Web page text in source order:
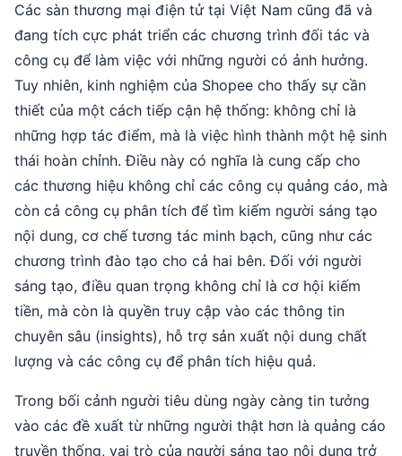
Các sàn thương mại điện tử tại Việt Nam cũng đã và
đang tích cực phát triển các chương trình đối tác và
công cụ để làm việc với những người có ảnh hưởng.
Tuy nhiên, kinh nghiệm của Shopee cho thấy sự cần
thiết của một cách tiếp cận hệ thống: không chỉ là
những hợp tác điểm, mà là việc hình thành một hệ sinh
thái hoàn chỉnh. Điều này có nghĩa là cung cấp cho
các thương hiệu không chỉ các công cụ quảng cáo, mà
còn cả công cụ phân tích để tìm kiếm người sáng tạo
nội dung, cơ chế tương tác minh bạch, cũng như các
chương trình đào tạo cho cả hai bên. Đối với người
sáng tạo, điều quan trọng không chỉ là cơ hội kiếm
tiền, mà còn là quyền truy cập vào các thông tin
chuyên sâu (insights), hỗ trợ sản xuất nội dung chất
lượng và các công cụ để phân tích hiệu quả.
Trong bối cảnh người tiêu dùng ngày càng tin tưởng
vào các đề xuất từ những người thật hơn là quảng cáo
truyền thống, vai trò của người sáng tạo nội dung trở